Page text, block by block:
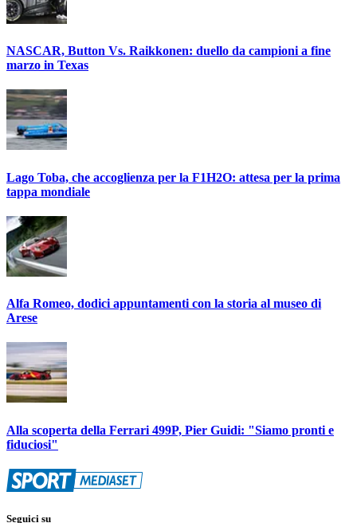
NASCAR, Button Vs. Raikkonen: duello da campioni a fine
marzo in Texas
Lago Toba, che accoglienza per la F1H2O: attesa per la prima
tappa mondiale
Alfa Romeo, dodici appuntamenti con la storia al museo di
Arese
Alla scoperta della Ferrari 499P, Pier Guidi: "Siamo pronti e
fiduciosi"
Seguici su